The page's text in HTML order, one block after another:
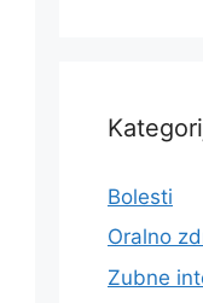
Bolesti
Oralno
Zubne